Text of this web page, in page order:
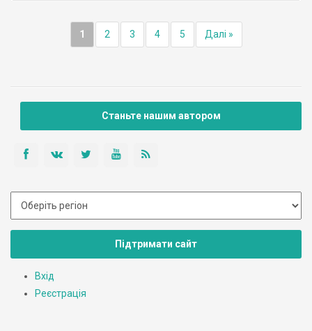
1 2 3 4 5 Далі »
Станьте нашим автором
Підтримати сайт
Вхід
Реєстрація